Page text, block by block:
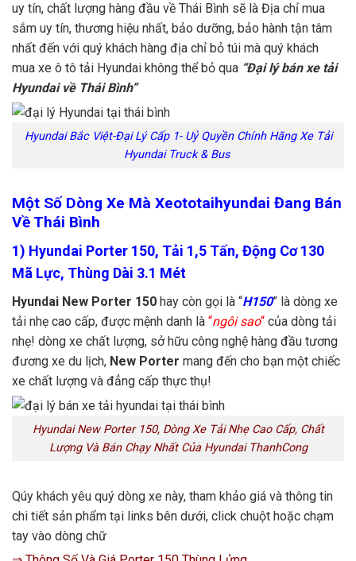
uy tín, chất lượng hàng đầu về Thái Bình sẽ là Địa chỉ mua
sắm uy tín, thương hiệu nhất, bảo dưỡng, bảo hành tận tâm
nhất đến với quý khách hàng địa chỉ bỏ túi mà quý khách
mua xe ô tô tải Hyundai không thể bỏ qua “Đại lý bán xe tải
Hyundai về Thái Bình”
Hyundai Bắc Việt-Đại Lý Cấp 1- Uỷ Quyền Chính Hãng Xe Tải
Hyundai Truck & Bus
Một Số Dòng Xe Mà Xeototaihyundai Đang Bán
Về Thái Bình
1) Hyundai Porter 150, Tải 1,5 Tấn, Động Cơ 130
Mã Lực, Thùng Dài 3.1 Mét
Hyundai New Porter 150 hay còn gọi là “H150” là dòng xe
tải nhẹ cao cấp, được mệnh danh là “ngôi sao“ của dòng tải
nhẹ! dòng xe chất lượng, sở hữu công nghệ hàng đầu tương
đương xe du lịch, New Porter mang đến cho bạn một chiếc
xe chất lượng và đẳng cấp thực thụ!
Hyundai New Porter 150, Dòng Xe Tải Nhẹ Cao Cấp, Chất
Lượng Và Bán Chạy Nhất Của Hyundai ThanhCong
Qúy khách yêu quý dòng xe này, tham khảo giá và thông tin
chi tiết sản phẩm tại links bên dưới, click chuột hoặc chạm
tay vào dòng chữ